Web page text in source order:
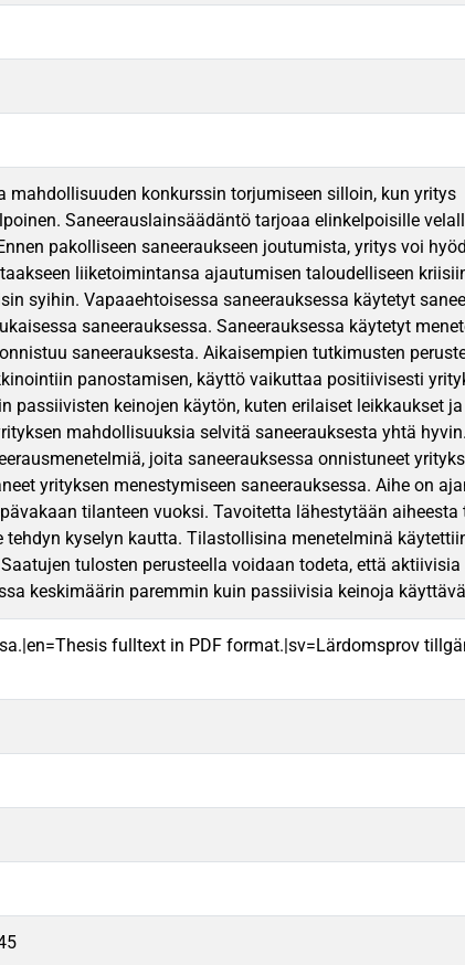
konkurssin torjumiseen silloin, kun yritys
Saneerauslainsäädäntö tarjoaa elinkelpoisille
pakolliseen saneeraukseen joutumista, yritys voi
liiketoimintansa ajautumisen taloudelliseen
syihin. Vapaaehtoisessa saneerauksessa käytetyt
saneerauksessa. Saneerauksessa käytetyt
saneerauksesta. Aikaisempien tutkimusten
panostamisen, käyttö vaikuttaa positiivisesti
passiivisten keinojen käytön, kuten erilaiset leikkaukset
mahdollisuuksia selvitä saneerauksesta yhtä
joita saneerauksessa onnistuneet
yrityksen menestymiseen saneerauksessa. Aihe on
tilanteen vuoksi. Tavoitetta lähestytään aiheesta
kyselyn kautta. Tilastollisina menetelminä
tulosten perusteella voidaan todeta, että
keskimäärin paremmin kuin passiivisia keinoja
fulltext in PDF format.|sv=Lärdomsprov